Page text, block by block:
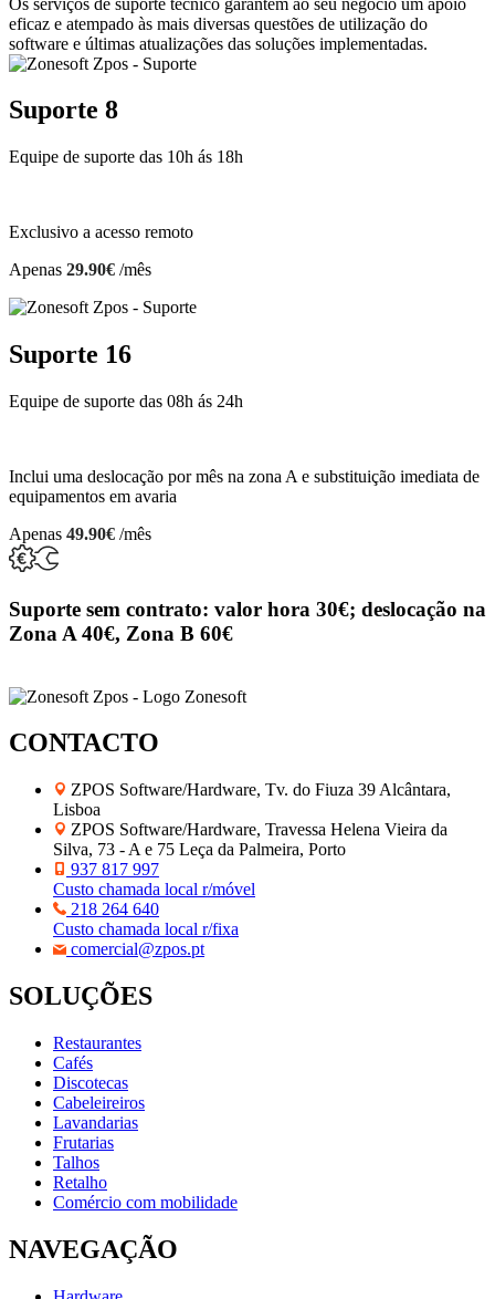
eficaz e atempado às mais diversas questões de utilização do
software e últimas atualizações das soluções implementadas.
Suporte 8
Equipe de suporte das 10h ás 18h
Exclusivo a acesso remoto
Apenas 29.90€ /mês
Suporte 16
Equipe de suporte das 08h ás 24h
Inclui uma deslocação por mês na zona A e substituição imediata de
equipamentos em avaria
Apenas 49.90€ /mês
Suporte sem contrato: valor hora 30€; deslocação na
Zona A 40€, Zona B 60€
CONTACTO
ZPOS Software/Hardware, Tv. do Fiuza 39 Alcântara,
Lisboa
ZPOS Software/Hardware, Travessa Helena Vieira da
Silva, 73 - A e 75 Leça da Palmeira, Porto
937 817 997
Custo chamada local r/móvel
218 264 640
Custo chamada local r/fixa
comercial@zpos.pt
SOLUÇÕES
Restaurantes
Cafés
Discotecas
Cabeleireiros
Lavandarias
Frutarias
Talhos
Retalho
Comércio com mobilidade
NAVEGAÇÃO